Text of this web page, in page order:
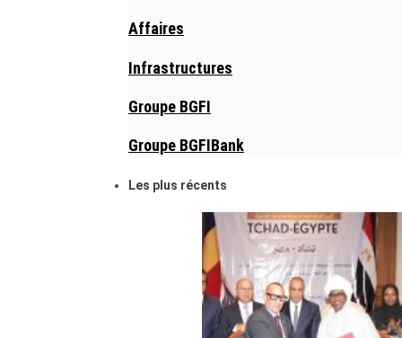
Affaires
Infrastructures
Groupe BGFI
Groupe BGFIBank
Les plus récents